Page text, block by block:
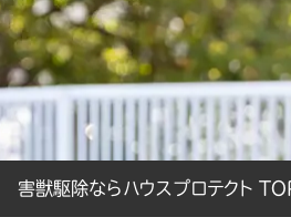
害獣駆除ならハウスプロテクト